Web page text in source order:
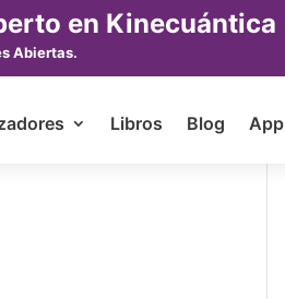
en Kinecuántica
Abiertas.
Libros Blog App